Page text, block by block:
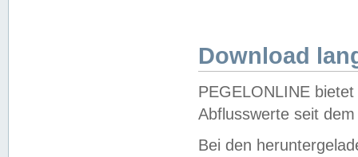
Download
PEGELONLINE
Abflusswerte seit
Bei den